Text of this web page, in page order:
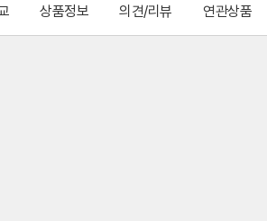
상품정보 의견/리뷰 연관상품